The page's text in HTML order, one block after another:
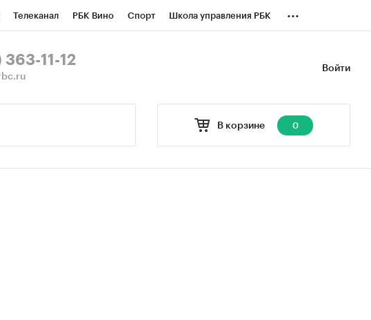
Телеканал РБК Вино Спорт Школа управления РБК ...
Войти
363-11-12
В корзине 0